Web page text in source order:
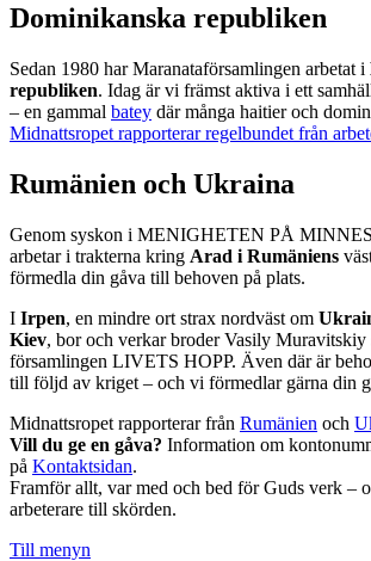
Dominikanska republiken
Sedan 1980 har Maranataförsamlingen arbetat i
republiken. Idag är vi främst aktiva i ett
– en gammal batey där många haitier och
Midnattsropet rapporterar regelbundet från
Rumänien och Ukraina
Genom syskon i MENIGHETEN PÅ
arbetar i trakterna kring Arad i Rumäniens
förmedla din gåva till behoven på plats.
I Irpen, en mindre ort strax nordväst om
Kiev, bor och verkar broder Vasily Muravitskiy
församlingen LIVETS HOPP. Även där är
till följd av kriget – och vi förmedlar gärna din
Midnattsropet rapporterar från Rumänien och
Vill du ge en gåva? Information om
på Kontaktsidan.
Framför allt, var med och bed för Guds verk –
arbeterare till skörden.
Till menyn